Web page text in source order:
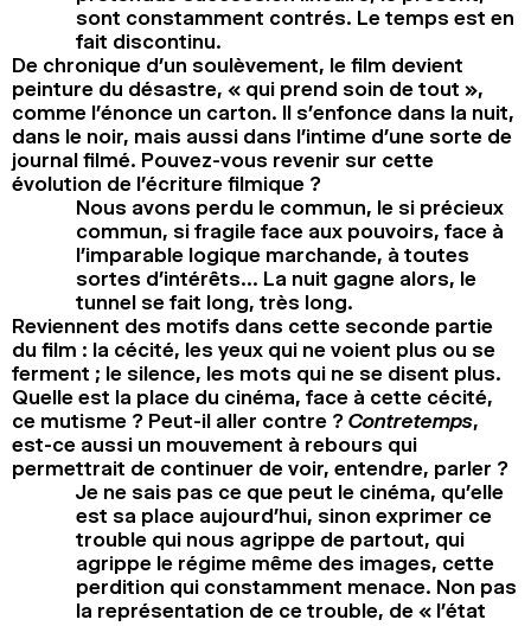
sont constamment contrés. Le temps est en
fait discontinu.
De chronique d’un soulèvement, le film devient
peinture du désastre, « qui prend soin de tout »,
comme l’énonce un carton. Il s’enfonce dans la nuit,
dans le noir, mais aussi dans l’intime d’une sorte de
journal filmé. Pouvez-vous revenir sur cette
évolution de l’écriture filmique ?
Nous avons perdu le commun, le si précieux
commun, si fragile face aux pouvoirs, face à
l’imparable logique marchande, à toutes
sortes d’intérêts… La nuit gagne alors, le
tunnel se fait long, très long.
Reviennent des motifs dans cette seconde partie
du film : la cécité, les yeux qui ne voient plus ou se
ferment ; le silence, les mots qui ne se disent plus.
Quelle est la place du cinéma, face à cette cécité,
ce mutisme ? Peut-il aller contre ? Contretemps,
est-ce aussi un mouvement à rebours qui
permettrait de continuer de voir, entendre, parler ?
Je ne sais pas ce que peut le cinéma, qu’elle
est sa place aujourd’hui, sinon exprimer ce
trouble qui nous agrippe de partout, qui
agrippe le régime même des images, cette
perdition qui constamment menace. Non pas
la représentation de ce trouble, de « l’état